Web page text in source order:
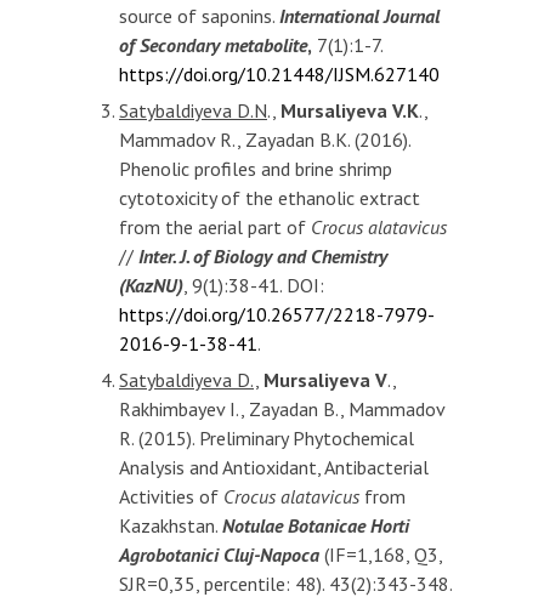
source of saponins. International Journal
of Secondary metabolite, 7(1):1-7.
https://doi.org/10.21448/IJSM.627140
Satybaldiyeva D.N., Mursaliyeva V.K.,
Mammadov R., Zayadan B.K. (2016).
Phenolic profiles and brine shrimp
cytotoxicity of the ethanolic extract
from the aerial part of Crocus alatavicus
// Inter. J. of Biology and Chemistry
(KazNU), 9(1):38-41. DOI:
https://doi.org/10.26577/2218-7979-
2016-9-1-38-41.
Satybaldiyeva D., Mursaliyeva V.,
Rakhimbayev I., Zayadan B., Mammadov
R. (2015). Preliminary Phytochemical
Analysis and Antioxidant, Antibacterial
Activities of Crocus alatavicus from
Kazakhstan. Notulae Botanicae Horti
Agrobotanici Cluj-Napoca (IF=1,168, Q3,
SJR=0,35, percentile: 48). 43(2):343-348.